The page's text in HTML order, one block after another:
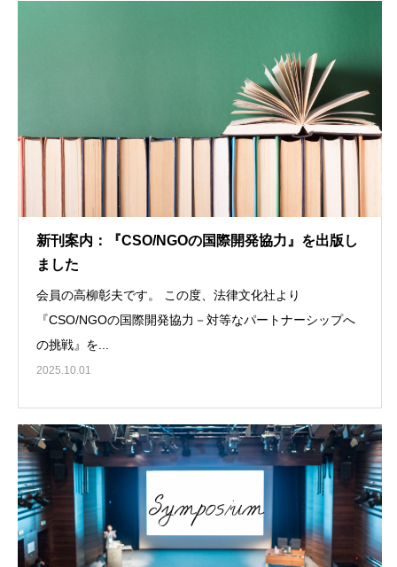
新刊案内：『CSO/NGOの国際開発協力』を出版し
ました
会員の高柳彰夫です。 この度、法律文化社より
『CSO/NGOの国際開発協力－対等なパートナーシップへ
の挑戦』を...
2025.10.01